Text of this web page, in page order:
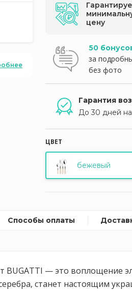
цену
50
за
без фото
Гарантия
До 30 дней на
ЦВЕТ
бежевый
Способы оплаты
— это воплощение
станет настоящим